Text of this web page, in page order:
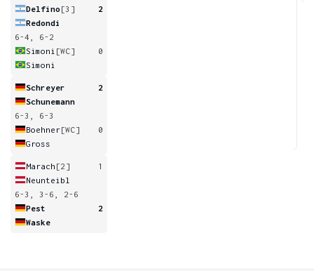
Delfino [3]
2
Redondi
6-4, 6-2
Simoni [WC]
0
Simoni
Schreyer
2
Schunemann
6-3, 6-3
Boehner[WC]
0
Gross
Marach [2]
1
Neunteibl
6-3, 3-6, 2-6
Pest
2
Waske